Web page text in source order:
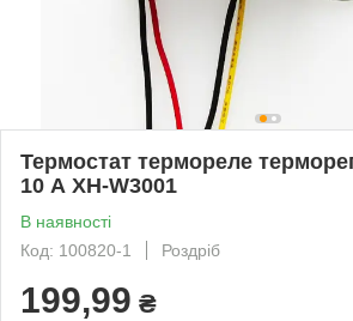
Термостат термореле
10 А XH-W3001
В наявності
Код: 100820-1
Роздріб
199,99 ₴